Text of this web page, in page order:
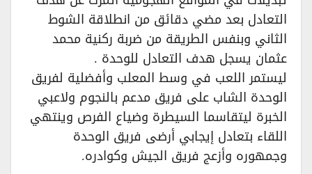
التعادل بعد مضي دقائق من انطلاقة الشوط
الثاني وبنفس الطريقة من ضربة ركنية محمد
عثمان يسجل هدف التعادل للوحدة .
ليستمر اللعب في وسط المعلب وأفضلية لفريق
الوحدة الشاب على فريق مدعم بالنجوم ولاعبي
الخبرة ليتقاسما السيطرة وضياع الفرص وينتهي
اللقاء بتعادل إيجابي أرضى فريق الوحدة
وجمهوره وأزعج فريق الجيش وكوادره.